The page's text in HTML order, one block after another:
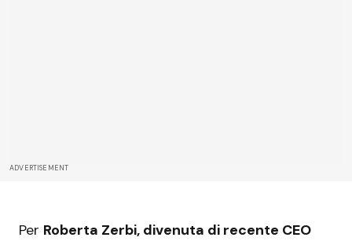
ADVERTISEMENT
Per Roberta Zerbi, divenuta di recente CEO